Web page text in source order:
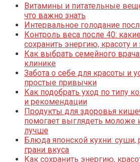
Витамины и питательные
что важно знать
Интервальное голодание
Контроль веса после 40:
сохранить энергию, красоту
Как выбрать семейного
клинике
Забота о себе для красоты и
простые привычки
Как подобрать уход по типу
и рекомендации
Продукты для здоровья
помогает выглядеть моложе
лучше
Блюда японской кухни:
грани вкуса
Как сохранить энергию,